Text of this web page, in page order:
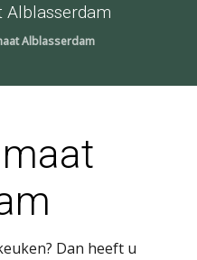
Alblasserdam
Alblasserdam
Dan heeft u